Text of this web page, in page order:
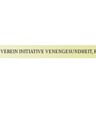
VEREIN INITIATIVE VENENGESUNDHEIT,